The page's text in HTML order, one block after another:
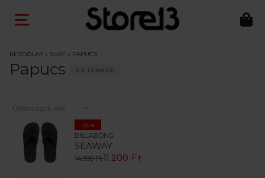
KEZDŐLAP » SURF » PAPUCS
Papucs 23 TERMÉK
-25%
BILLABONG
SEAWAY
14.990 Ft 11.200 Ft